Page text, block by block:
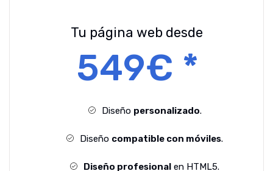
Tu página web desde
549€ *
Diseño personalizado.
Diseño compatible con móviles.
Diseño profesional en HTML5.